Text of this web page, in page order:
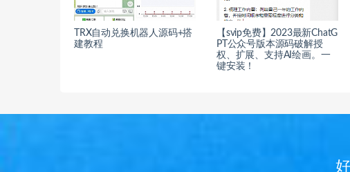
TRX自动兑换机器人源码+搭
建教程
【svip免费】2023最新ChatG
PT公众号版本源码破解授
权、扩展、支持AI绘画。一
键安装！